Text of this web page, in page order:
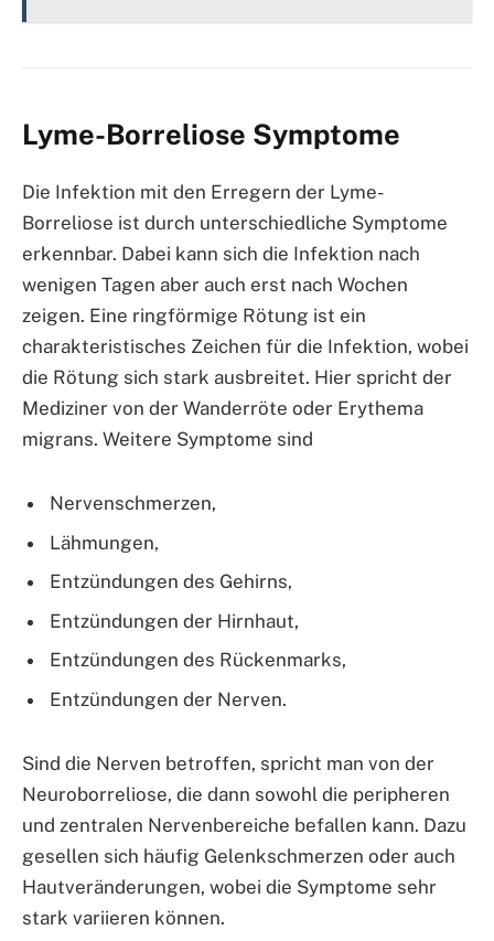
Lyme-Borreliose Symptome
Die Infektion mit den Erregern der Lyme-
Borreliose ist durch unterschiedliche Symptome
erkennbar. Dabei kann sich die Infektion nach
wenigen Tagen aber auch erst nach Wochen
zeigen. Eine ringförmige Rötung ist ein
charakteristisches Zeichen für die Infektion, wobei
die Rötung sich stark ausbreitet. Hier spricht der
Mediziner von der Wanderröte oder Erythema
migrans. Weitere Symptome sind
Nervenschmerzen,
Lähmungen,
Entzündungen des Gehirns,
Entzündungen der Hirnhaut,
Entzündungen des Rückenmarks,
Entzündungen der Nerven.
Sind die Nerven betroffen, spricht man von der
Neuroborreliose, die dann sowohl die peripheren
und zentralen Nervenbereiche befallen kann. Dazu
gesellen sich häufig Gelenkschmerzen oder auch
Hautveränderungen, wobei die Symptome sehr
stark variieren können.